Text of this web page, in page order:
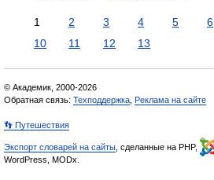
1 2 3 4 5 6
10
11 12 13
© Академик, 2000-2026
Обратная связь: Техподдержка Реклама на сайте
👣 Путешествия
Экспорт словарей на сайты , сделанные на PHP,
WordPress, MODx.